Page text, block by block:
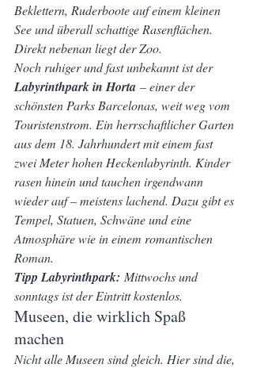
Beklettern, Ruderboote auf einem kleinen
See und überall schattige Rasenflächen.
Direkt nebenan liegt der Zoo.
Noch ruhiger und fast unbekannt ist der
Labyrinthpark in Horta – einer der
schönsten Parks Barcelonas, weit weg vom
Touristenstrom. Ein herrschaftlicher Garten
aus dem 18. Jahrhundert mit einem fast
zwei Meter hohen Heckenlabyrinth. Kinder
rasen hinein und tauchen irgendwann
wieder auf – meistens lachend. Dazu gibt es
Tempel, Statuen, Schwäne und eine
Atmosphäre wie in einem romantischen
Roman.
Tipp Labyrinthpark: Mittwochs und
sonntags ist der Eintritt kostenlos.
Museen, die wirklich Spaß
machen
Nicht alle Museen sind gleich. Hier sind die,